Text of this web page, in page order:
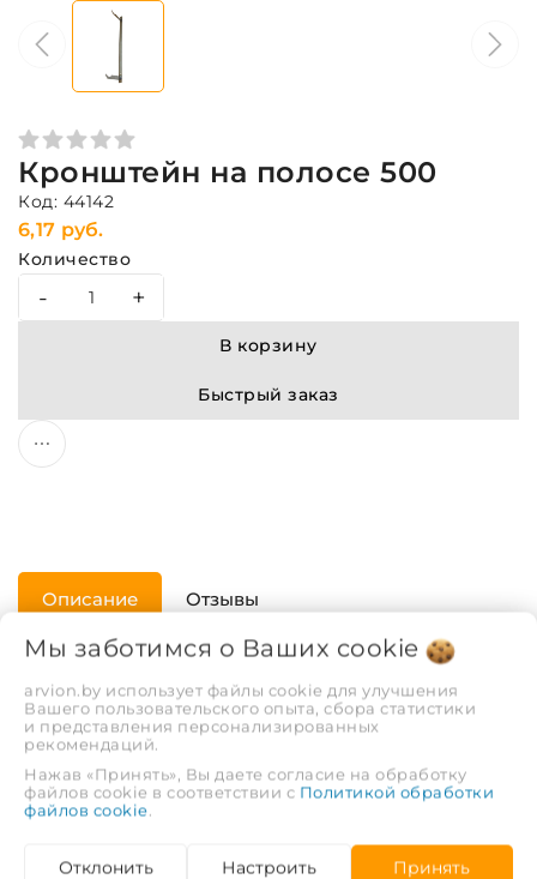
Кронштейн на полосе 500
Код: 44142
6,17 руб.
Количество
- +
В корзину
Быстрый заказ
Описание Отзывы
Кронштейн предназначен для настенной навески
радиаторов отопления.
Материал кронштейна - сталь углеродистая.
ХАРАКТЕРИСТИКИ
Мы заботимся о Ваших cookie
arvion.by использует файлы cookie для улучшения
Вашего пользовательского опыта, сбора статистики
и представления персонализированных
рекомендаций.
Нажав «Принять», Вы даете согласие на обработку
файлов cookie в соответствии с Политикой обработки
файлов cookie
Отклонить Настроить Принять